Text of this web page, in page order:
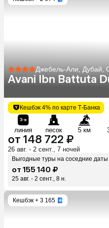
Джебель-Али, Дубай,
Avani Ibn Battuta
Кешбэк 4% по карте Т-Банка
линия песок 5 км
от 148 722 ₽
26 авг. - 2 сент., 7 ночей
Выгодные туры на соседние даты
от 155 140 ₽
25 авг. - 2 сент., 8 н.
Кешбэк + 3 165